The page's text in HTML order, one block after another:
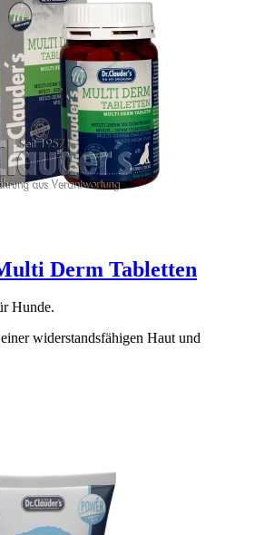
Derm Tabletten
Hunde.
widerstandsfähigen Haut und
von Haut und Fell
3 Fettsäuren